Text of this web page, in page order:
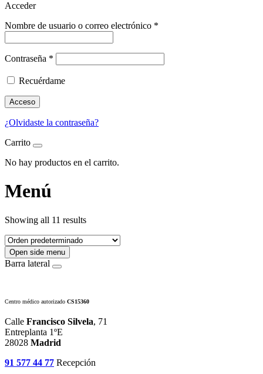
Acceder
Nombre de usuario o correo electrónico *
Contraseña *
Recuérdame
Acceso
¿Olvidaste la contraseña?
Carrito
No hay productos en el carrito.
Menú
Showing all 11 results
Open side menu
Barra lateral
Centro médico autorizado CS15360
Calle Francisco Silvela, 71
Entreplanta 1ºE
28028 Madrid
91 577 44 77 Recepción